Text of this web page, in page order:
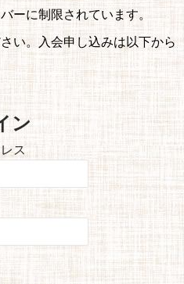
ーに制限されています。
い。入会申し込みは以下から
ン
ス